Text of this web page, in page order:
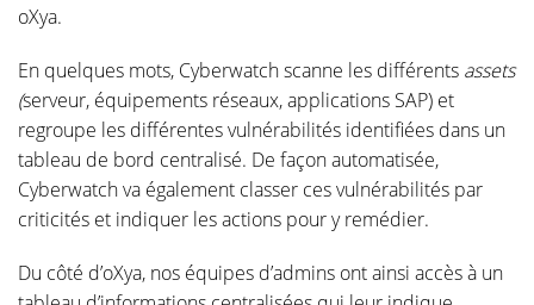
oXya.
En quelques mots, Cyberwatch scanne les différents assets
(serveur, équipements réseaux, applications SAP) et
regroupe les différentes vulnérabilités identifiées dans un
tableau de bord centralisé. De façon automatisée,
Cyberwatch va également classer ces vulnérabilités par
criticités et indiquer les actions pour y remédier.
Du côté d’oXya, nos équipes d’admins ont ainsi accès à un